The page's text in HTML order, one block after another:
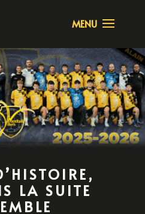
LA SUITE